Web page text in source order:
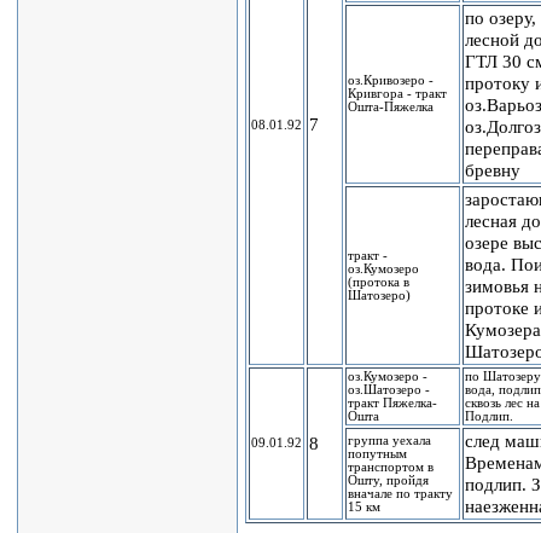
08.01.92 7
оз.Кривозеро -
Кривгора - тракт
Ошта-Пяжелка
по
лесной
ГТЛ 30
протоку
бревну
тракт -
оз.Кумозеро
(протока в
Шатозеро)
лесная
озере
вода.
зимовья
протоке
09.01.92 8
оз.Кумозеро -
оз.Шатозеро -
тракт Пяжелка-
Ошта
по
вода,
сквозь лес
Подлип.
группа уехала
попутным
транспортом в
Ошту, пройдя
вначале по тракту
15 км
след
подлип.